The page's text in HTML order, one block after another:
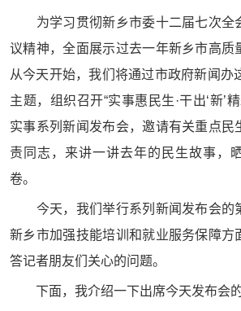
为学习贯彻新乡市委十二届七次全
议精神，全面展示过去一年新乡市高质
从今天开始，我们将通过市政府新闻办
主题，组织召开“实事惠民生·干出‘新’
实事系列新闻发布会，邀请有关重点民
责同志，来讲一讲去年的民生故事，
卷。
今天，我们举行系列新闻发布会的
新乡市加强技能培训和就业服务保障方
答记者朋友们关心的问题。
下面，我介绍一下出席今天发布会的